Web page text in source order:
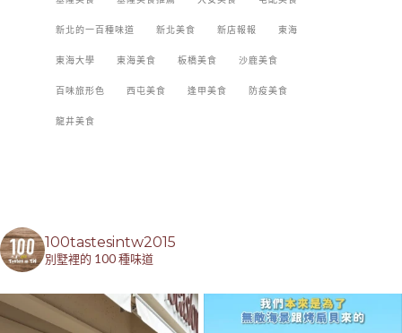
新北的一百種味道 新北美食 新店報報 東海
東海大學 東海美食 板橋美食 沙鹿美食
百味旅形色 西屯美食 逢甲美食 防疫美食
龍井美食
100tastesintw2015
別墅裡的 100 種味道